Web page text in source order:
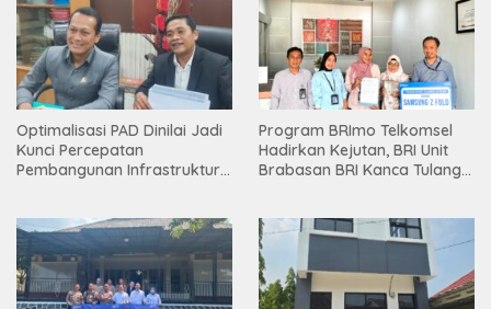
Optimalisasi PAD Dinilai Jadi
Kunci Percepatan
Pembangunan Infrastruktur
Program BRImo Telkomsel
Hadirkan Kejutan, BRI Unit
Brabasan BRI Kanca Tulang
Mesuji